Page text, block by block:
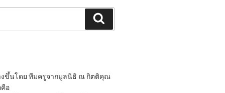
งขึ้นโดย ทีมครูจากมูลนิธิ ณ กิตติคุณ
อ